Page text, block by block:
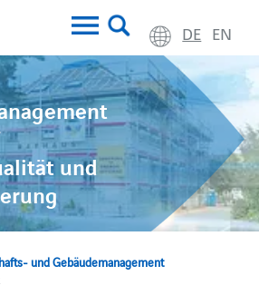
DE EN
und
und Gebäudemanagement